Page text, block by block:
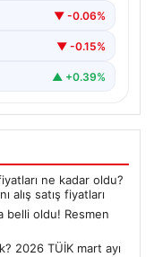
▼ -0.06%
▼ -0.15%
▲ +0.39%
ne kadar oldu?
alış satış fiyatları
belli oldu! Resmen
2026 TÜİK mart ayı